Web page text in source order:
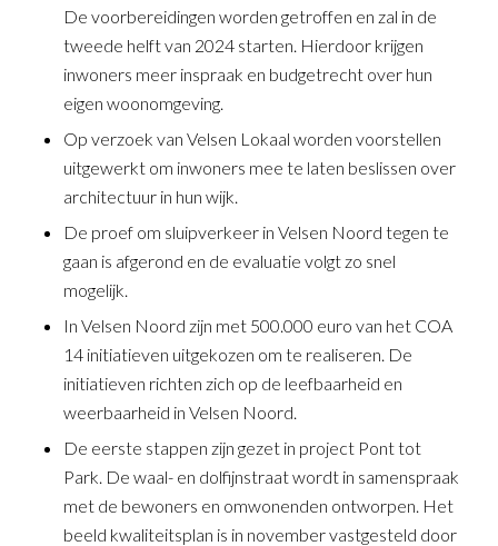
De voorbereidingen worden getroffen en zal in de
tweede helft van 2024 starten. Hierdoor krijgen
inwoners meer inspraak en budgetrecht over hun
eigen woonomgeving.
Op verzoek van Velsen Lokaal worden voorstellen
uitgewerkt om inwoners mee te laten beslissen over
architectuur in hun wijk.
De proef om sluipverkeer in Velsen Noord tegen te
gaan is afgerond en de evaluatie volgt zo snel
mogelijk.
In Velsen Noord zijn met 500.000 euro van het COA
14 initiatieven uitgekozen om te realiseren. De
initiatieven richten zich op de leefbaarheid en
weerbaarheid in Velsen Noord.
De eerste stappen zijn gezet in project Pont tot
Park. De waal- en dolfijnstraat wordt in samenspraak
met de bewoners en omwonenden ontworpen. Het
beeld kwaliteitsplan is in november vastgesteld door